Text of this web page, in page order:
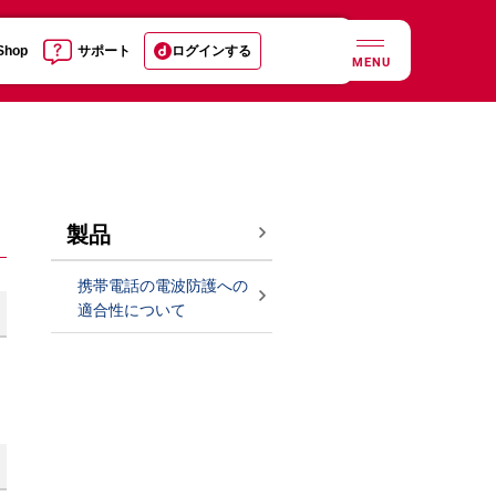
サポート ログインする
MENU
製品
携帯電話の電波防護への
適合性について